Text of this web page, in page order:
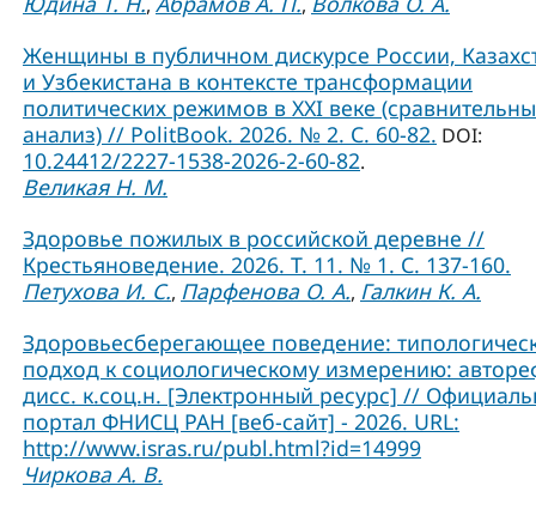
Женщины в публичном дискурсе России,
и Узбекистана в контексте трансформации
политических режимов в XXI веке
анализ) // PolitBook. 2026. № 2. С. 60-82. DOI:
10.24412/2227-1538-2026-2-60-82.
Великая Н. М.
Здоровье пожилых в российской деревне //
Крестьяноведение. 2026. Т. 11. № 1. С. 137-160.
Петухова И. С., Парфенова О. А., Галкин К. А.
Здоровьесберегающее поведение:
подход к социологическому измерению:
дисс. к.соц.н. [Электронный ресурс] //
портал ФНИСЦ РАН [веб-сайт] - 2026. URL:
http://www.isras.ru/publ.html?id=14999
Чиркова А. В.